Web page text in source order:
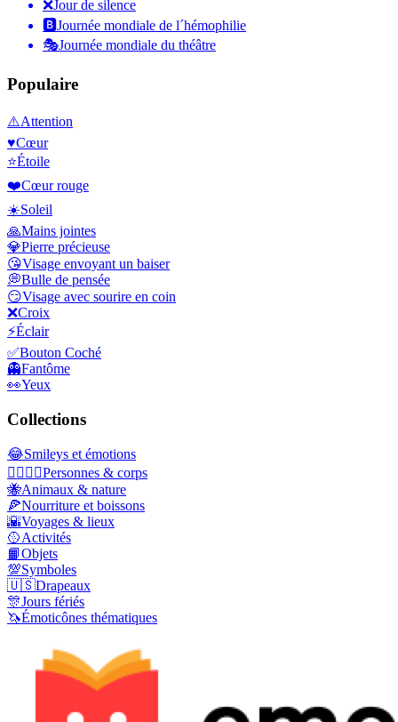
❌Jour de silence
🅱️Journée mondiale de l´hémophilie
🎭Journée mondiale du théâtre
Populaire
⚠️Attention
♥️Cœur
⭐Étoile
❤️Cœur rouge
☀️Soleil
🙏Mains jointes
💎Pierre précieuse
😘Visage envoyant un baiser
💭Bulle de pensée
😏Visage avec sourire en coin
❌Croix
⚡Éclair
✅Bouton Coché
👻Fantôme
👀Yeux
Collections
😂Smileys et émotions
👩‍❤️‍💋‍👨Personnes & corps
🐝Animaux & nature
🍕Nourriture et boissons
🌇Voyages & lieux
🥎Activités
📙Objets
💯Symboles
🇺🇸Drapeaux
🎊Jours fériés
🦄Émoticônes thématiques